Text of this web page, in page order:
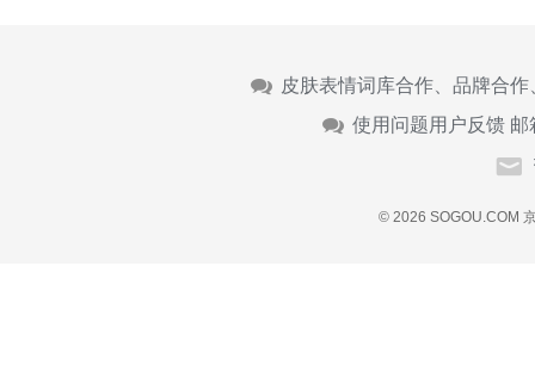
皮肤表情词库合作、品牌合
使用问题用户反馈 邮
© 2026 SOGOU.COM